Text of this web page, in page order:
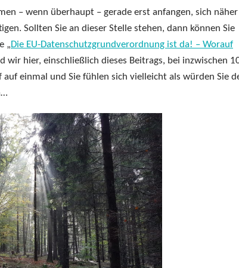
– wenn überhaupt – gerade erst anfangen, sich
Sollten Sie an dieser Stelle stehen, dann können Sie
„Die EU-Datenschutzgrundverordnung ist da! – Worauf
wir hier, einschließlich dieses Beitrags, bei inzwischen
einmal und Sie fühlen sich vielleicht als würden Sie